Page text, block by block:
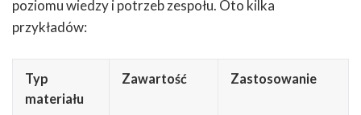
poziomu wiedzy i potrzeb zespołu. Oto kilka
przykładów:
Typ
materiału
Zawartość Zastosowanie